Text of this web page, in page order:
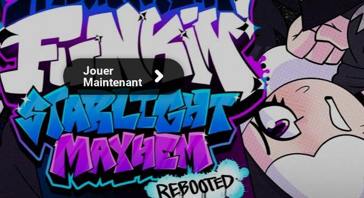
Jouer
Maintenant